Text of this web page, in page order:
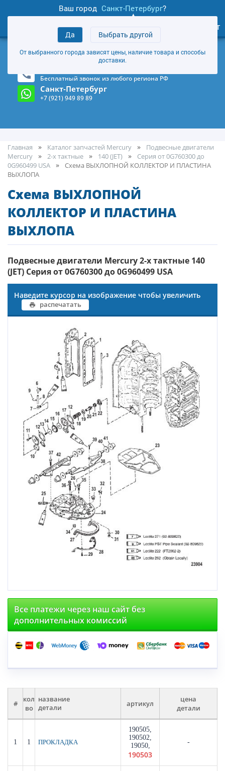
Ваш город Санкт-Петербург?
Да Выбрать другой
От выбранного города зависят цены, наличие товара и способы
доставки.
товаров
Личный кабинет
+7 (921) 949 89 89
Магазин и склад в Санкт-Петербурге (Карта)
Бесплатный звонок из любого региона РФ
Санкт-Петербург
+7 (921) 949 89 89
Главная Каталог запчастей Mercury
Подвесные двигатели
Mercury
2-х тактные 140 (JET)
Серия от 0G760300 до
0G960499 USA
Cхема ВЫХЛОПНОЙ КОЛЛЕКТОР И ПЛАСТИНА
ВЫХЛОПА
Cхема ВЫХЛОПНОЙ
КОЛЛЕКТОР И ПЛАСТИНА
ВЫХЛОПА
Подвесные двигатели Mercury 2-х тактные 140
(JET) Серия от 0G760300 до 0G960499 USA
Наведите курсор на изображение чтобы увеличить
распечатать
Все платежи через наш сайт без
дополнительных комиссий
#
кол
во
название
детали
артикул
цена
детали
1 1 ПРОКЛАДКА
190505,
190502,
19050,
190503
-